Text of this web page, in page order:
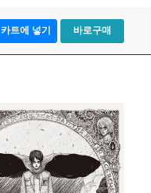
카트에 넣기 바로구매